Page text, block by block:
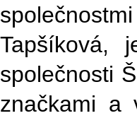
Tapšíková,
společnosti
značkami a